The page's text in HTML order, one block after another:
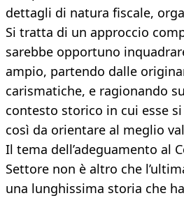
dettagli di natura fiscale,
Si tratta di un approccio
sarebbe opportuno
ampio, partendo dalle
carismatiche, e ragionando
contesto storico in cui esse
così da orientare al meglio
Il tema dell’adeguamento al
Settore non è altro che
una lunghissima storia che